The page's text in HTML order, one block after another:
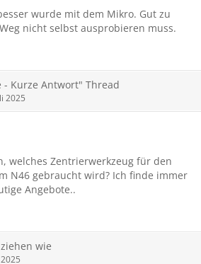
wurde mit dem Mikro. Gut zu
nicht selbst ausprobieren muss.
- Kurze Antwort" Thread
2025
welches Zentrierwerkzeug für den
N46 gebraucht wird? Ich finde immer
Angebote..
wie